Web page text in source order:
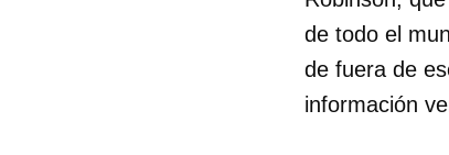
de todo el
de fuera de
información